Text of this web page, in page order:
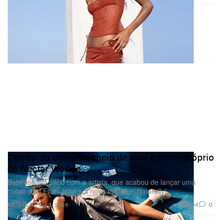
MÚSICA
Dentro do universo cheio de soul e amor-próprio
de Nectar Woode
Batemos um papo com a artista, que acabou de lançar uma
collab com Elton John e a nova mixtape “Naturally”.
Jul 3, 2026 704 0